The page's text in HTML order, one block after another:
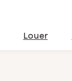
Louer